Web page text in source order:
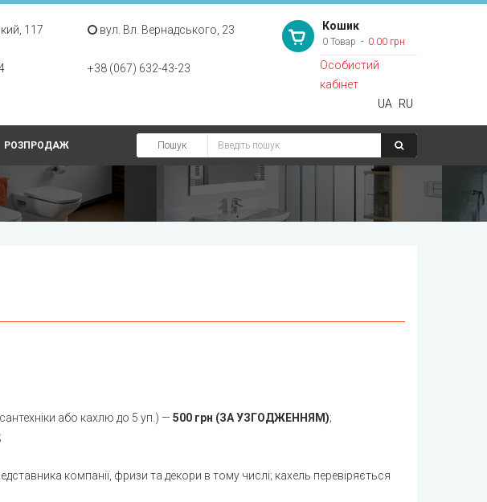
117 вул. Вл. Вернадського, 23
+38 (067) 632-43-23
Кошик
0 Товар 0.00 грн
Особистий
кабінет
UA
RU
РОЗПРОДАЖ Пошук
або кахлю до 5 уп.) — 500 грн (ЗА УЗГОДЖЕННЯМ);
компанії, фризи та декори в тому числі; кахель перевіряється